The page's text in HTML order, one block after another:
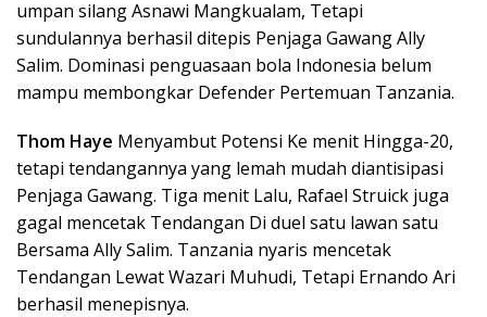
umpan silang Asnawi Mangkualam, Tetapi
sundulannya berhasil ditepis Penjaga Gawang Ally
Salim. Dominasi penguasaan bola Indonesia belum
mampu membongkar Defender Pertemuan Tanzania.
Thom Haye Menyambut Potensi Ke menit Hingga-20,
tetapi tendangannya yang lemah mudah diantisipasi
Penjaga Gawang. Tiga menit Lalu, Rafael Struick juga
gagal mencetak Tendangan Di duel satu lawan satu
Bersama Ally Salim. Tanzania nyaris mencetak
Tendangan Lewat Wazari Muhudi, Tetapi Ernando Ari
berhasil menepisnya.